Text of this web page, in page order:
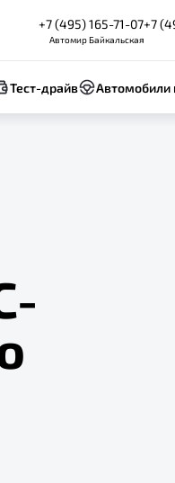
+7 (495) 165-71-07
Автомир Байкальская
+7
Тест-драйв Автомобили